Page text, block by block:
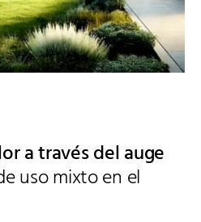
a través del auge
uso mixto en el